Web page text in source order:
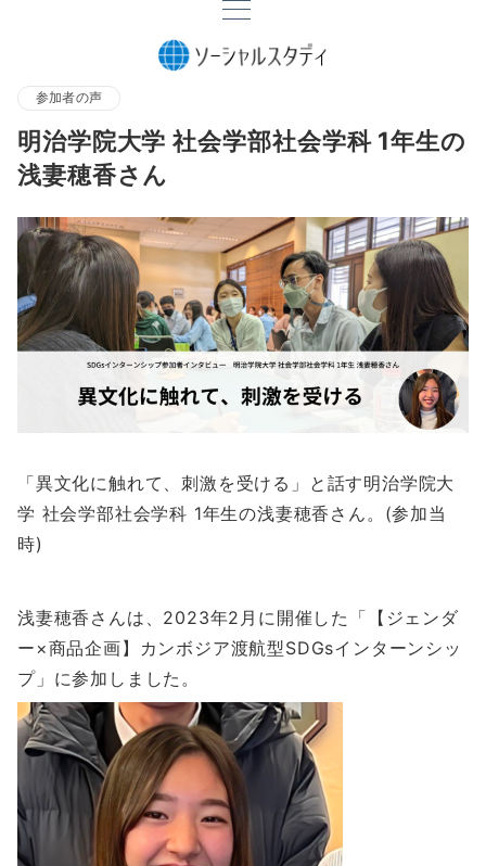
参加者の声
明治学院大学 社会学部社会学科 1年生の
浅妻穂香さん
「異文化に触れて、刺激を受ける」と話す明治学院大
学 社会学部社会学科 1年生の浅妻穂香さん。(参加当
時)
浅妻穂香さんは、2023年2月に開催した「【ジェンダ
ー×商品企画】カンボジア渡航型SDGsインターンシッ
プ」に参加しました。